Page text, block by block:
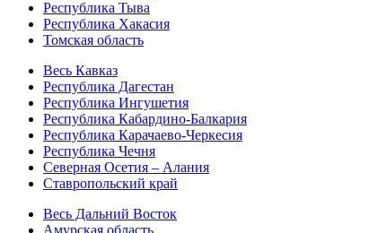
Республика Тыва
Республика Хакасия
Томская область
Весь Кавказ
Республика Дагестан
Республика Ингушетия
Республика Кабардино-Балкария
Республика Карачаево-Черкесия
Республика Чечня
Северная Осетия – Алания
Ставропольский край
Весь Дальний Восток
Амурская область